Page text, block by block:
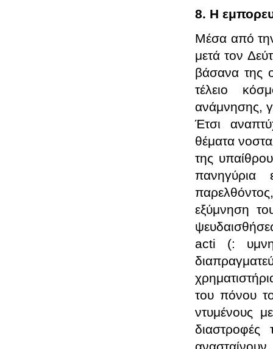
8. Η
Μέσα από την
μετά τον
βάσανα της
τέλειο
ανάμνησης,
Έτσι
θέματα
της
πανηγύρια
εξύμνηση
acti (:
του πόνου
ντυμένους